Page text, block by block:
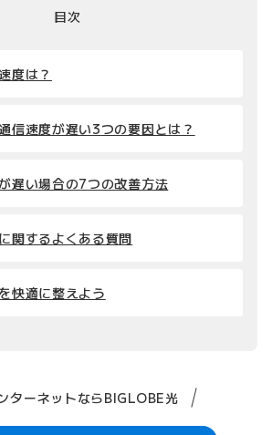
目次
度は？
信速度が遅い3つの要因とは？
遅い場合の7つの改善方法
関するよくある質問
快適に整えよう
ターネットならBIGLOBE光